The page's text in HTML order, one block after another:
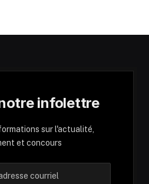
infolettre
sur l'actualité,
et concours